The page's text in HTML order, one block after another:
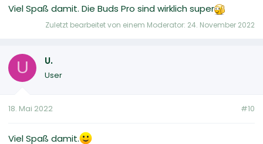
Viel Spaß damit. Die Buds Pro sind wirklich super
Zuletzt bearbeitet von einem Moderator: 24. November 2022
U U.
User
18. Mai 2022 #10
Viel Spaß damit.